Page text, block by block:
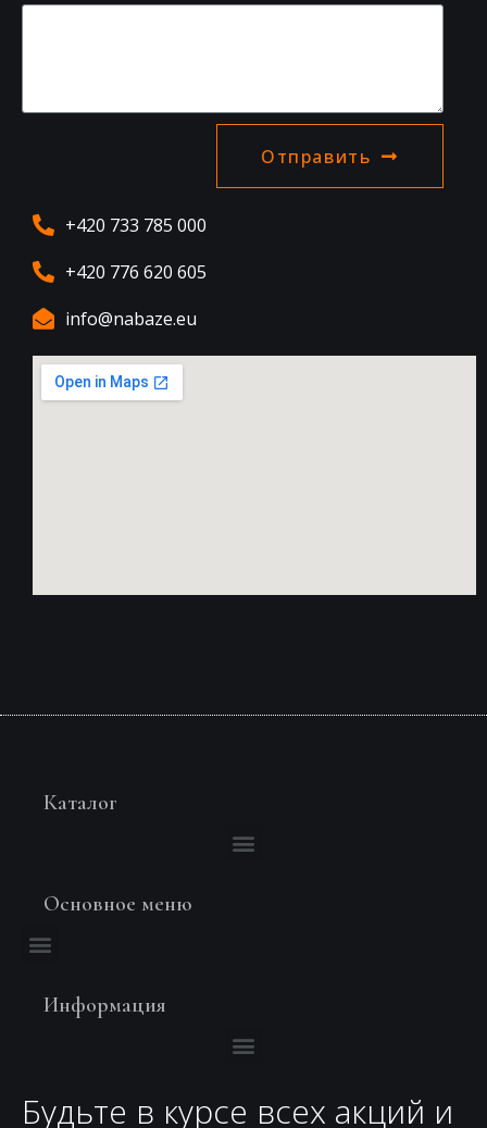
Отправить
+420 733 785 000
+420 776 620 605
info@nabaze.eu
Каталог
Основное меню
Информация
Будьте в курсе всех акций и